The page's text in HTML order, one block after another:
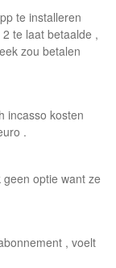
te installeren
te laat betaalde ,
zou betalen
incasso kosten
.
optie want ze
, voelt